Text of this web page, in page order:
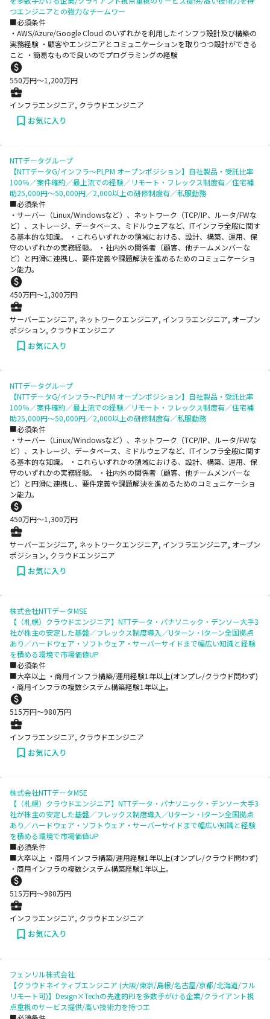
つエンジニアとの強力なチームワー
■必須条件
・AWS/Azure/Google Cloud のいずれかを利用したインフラ設計及び構築の
実務経験 ・顧客やエンジニアとコミュニケーションを取りつつ設計ができる
こと ・簡易なもので良いのでプログラミングの経験
550万円〜1,200万円
インフラエンジニア, クラウドエンジニア
お気に入り
NTTデータグループ
【NTTデータG/インフラ～PLPM オープンポジション】自社製品・受託比率
100％／案件確約／最上流での経験／リモート・フレックス制度有／住宅補
助25,000円～50,000円／2,000以上の研修制度有／私服勤務
■必須条件
・サーバー（Linux/Windowsなど）、ネットワーク（TCP/IP、ルータ/FWな
ど）、ストレージ、データベース、ミドルウェアなど、ITインフラ全般に関す
る基本的な知識。 ・これらいずれかの領域における、設計、構築、運用、保
守のいずれかの実務経験。 ・社内外の関係者（顧客、他チームメンバーな
ど）と円滑に連携し、要件定義や課題解決を進めるためのコミュニケーショ
ン能力。
450万円〜1,300万円
サーバーエンジニア, ネットワークエンジニア, インフラエンジニア, オープン
ポジション, クラウドエンジニア
お気に入り
NTTデータグループ
【NTTデータG/インフラ～PLPM オープンポジション】自社製品・受託比率
100％／案件確約／最上流での経験／リモート・フレックス制度有／住宅補
助25,000円～50,000円／2,000以上の研修制度有／私服勤務
■必須条件
・サーバー（Linux/Windowsなど）、ネットワーク（TCP/IP、ルータ/FWな
ど）、ストレージ、データベース、ミドルウェアなど、ITインフラ全般に関す
る基本的な知識。 ・これらいずれかの領域における、設計、構築、運用、保
守のいずれかの実務経験。 ・社内外の関係者（顧客、他チームメンバーな
ど）と円滑に連携し、要件定義や課題解決を進めるためのコミュニケーショ
ン能力。
450万円〜1,300万円
サーバーエンジニア, ネットワークエンジニア, インフラエンジニア, オープン
ポジション, クラウドエンジニア
お気に入り
株式会社NTTデータMSE
【（札幌）クラウドエンジニア】NTTデータ・パナソニック・デンソー大手3
社が株主の安定した基盤／フレックス制度導入／Uターン・Iターン全国拠点
あり／ハードウェア・ソフトウェア・サーバーサイドまで幅広い知識と経験
を積める環境で市場価値UP
■必須条件
■大卒以上 ・商用インフラ構築/運用経験1年以上(オンプレ/クラウド問わず)
・商用インフラの複数システム構築経験1年以上。
515万円〜980万円
インフラエンジニア, クラウドエンジニア
お気に入り
株式会社NTTデータMSE
【（札幌）クラウドエンジニア】NTTデータ・パナソニック・デンソー大手3
社が株主の安定した基盤／フレックス制度導入／Uターン・Iターン全国拠点
あり／ハードウェア・ソフトウェア・サーバーサイドまで幅広い知識と経験
を積める環境で市場価値UP
■必須条件
■大卒以上 ・商用インフラ構築/運用経験1年以上(オンプレ/クラウド問わず)
・商用インフラの複数システム構築経験1年以上。
515万円〜980万円
インフラエンジニア, クラウドエンジニア
お気に入り
フェンリル株式会社
【クラウドネイティブエンジニア (大阪/東京/島根/名古屋/京都/北海道/フル
リモート可)】Design×Techの先進的PJを多数手がける企業/クライアント視
点重視のサービス提供/高い技術力を持つエ